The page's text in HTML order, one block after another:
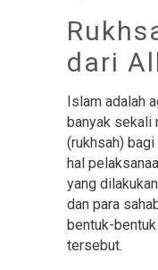
dari
Islam adalah
banyak sekali
(rukhsah)
hal
yang
dan para
bentuk-
tersebut.